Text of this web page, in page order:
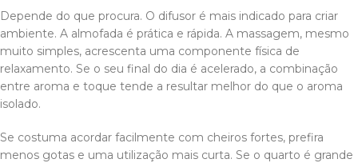
Depende do que procura. O difusor é mais indicado para criar
ambiente. A almofada é prática e rápida. A massagem, mesmo
muito simples, acrescenta uma componente física de
relaxamento. Se o seu final do dia é acelerado, a combinação
entre aroma e toque tende a resultar melhor do que o aroma
isolado.
Se costuma acordar facilmente com cheiros fortes, prefira
menos gotas e uma utilização mais curta. Se o quarto é grande